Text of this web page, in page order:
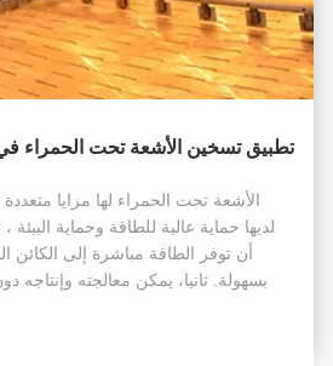
تطبيق تسخين الأشعة تحت الحمراء
الأشعة تحت الحمراء لها مزايا متعددة
لديها حماية عالية للطاقة وحماية
أن توفر الطاقة مباشرة إلى الكائن
بسهولة. ثانيا، يمكن معالجته وإنتاجه